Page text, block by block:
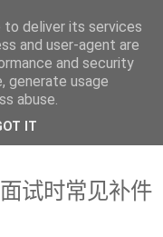
试时常见补件
to deliver its services
and user-agent are
and security
generate usage
abuse.
IT